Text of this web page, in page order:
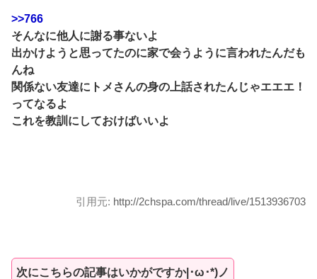
>>766
そんなに他人に謝る事ないよ
出かけようと思ってたのに家で会うように言われたんだも
んね
関係ない友達にトメさんの身の上話されたんじゃエエエ！
ってなるよ
これを教訓にしておけばいいよ
引用元: http://2chspa.com/thread/live/1513936703
次にこちらの記事はいかがですか|･ω･*)ノ